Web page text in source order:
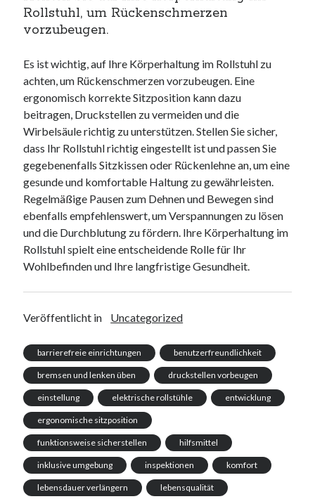
Rollstuhl, um Rückenschmerzen
vorzubeugen.
Es ist wichtig, auf Ihre Körperhaltung im Rollstuhl zu
achten, um Rückenschmerzen vorzubeugen. Eine
ergonomisch korrekte Sitzposition kann dazu
beitragen, Druckstellen zu vermeiden und die
Wirbelsäule richtig zu unterstützen. Stellen Sie sicher,
dass Ihr Rollstuhl richtig eingestellt ist und passen Sie
gegebenenfalls Sitzkissen oder Rückenlehne an, um eine
gesunde und komfortable Haltung zu gewährleisten.
Regelmäßige Pausen zum Dehnen und Bewegen sind
ebenfalls empfehlenswert, um Verspannungen zu lösen
und die Durchblutung zu fördern. Ihre Körperhaltung im
Rollstuhl spielt eine entscheidende Rolle für Ihr
Wohlbefinden und Ihre langfristige Gesundheit.
Veröffentlicht in Uncategorized
barrierefreie einrichtungen benutzerfreundlichkeit
bremsen und lenken üben druckstellen vorbeugen
einstellung elektrische rollstühle entwicklung
ergonomische sitzposition
funktionsweise sicherstellen hilfsmittel
inklusive umgebung inspektionen komfort
lebensdauer verlängern lebensqualität